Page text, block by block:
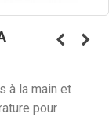
à la main et
pour